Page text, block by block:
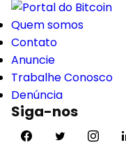
Quem somos
Contato
Anuncie
Trabalhe Conosco
Denúncia
Siga-nos